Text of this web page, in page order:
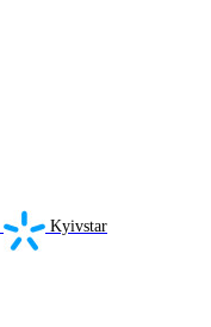
Kyivstar